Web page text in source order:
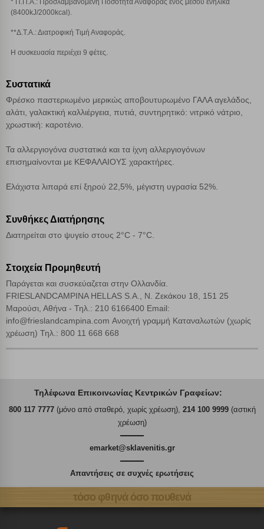
* Π.Π.Α.: Προσλαμβανόμενη Ποσότητα Αναφοράς ενός μέσου ενήλικα
(8400kJ/2000kcal).
**Δ.Τ.Α.: Διατροφική Τιμή Αναφοράς.
Η συσκευασία περιέχει 9 φέτες.
Συστατικά
Φρέσκο παστεριωμένο μερικώς αποβουτυρωμένο ΓΑΛΑ αγελάδος,
αλάτι, γαλακτική καλλιέργεια, πυτιά, συντηρητικό: νιτρικό νάτριο,
χρωστική: καροτένιο.
Τα αλλεργιογόνα συστατικά και τα ίχνη αλλεργιογόνων
επισημαίνονται με ΚΕΦΑΛΑΙΟΥΣ χαρακτήρες.
Ελάχιστα λιπαρά επί ξηρού 22,5%, μέγιστη υγρασία 52%.
Συνθήκες Διατήρησης
Διατηρείται στο ψυγείο στους 2°C - 7°C.
Στοιχεία Προμηθευτή
Παράγεται και συσκεύαζεται στην Ολλανδία.
FRIESLANDCAMPINA HELLAS S.A., Ν. Ζεκάκου 18, 151 25
Μαρούσι, Αθήνα - Τηλ.: 210 6166400 Email:
info@frieslandcampina.com Ανοιχτή γραμμή Καταναλωτών (χωρίς
χρέωση) Τηλ.: 800 11 668 668
Τηλέφωνα Επικοινωνίας Κεντρικών Γραφείων:
800 117 7777(μόνο από σταθερό, χωρίς χρέωση), 214 100 9999(αστική
χρέωση)
emarket@sklavenitis.gr
Απαντήσεις σε συχνές ερωτήσεις
τόσο φθηνά όσο πουθενά
Αποθήκευση ρυθμίσεων